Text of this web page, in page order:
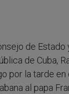
de Estado
de Cuba,
por la tarde en
al papa